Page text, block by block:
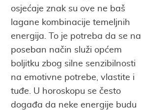
osjećaje znak su ove ne baš
lagane kombinacije temeljnih
energija. To je potreba da se na
poseban način služi općem
boljitku zbog silne senzibilnosti
na emotivne potrebe, vlastite i
tuđe. U horoskopu se često
događa da neke energije budu